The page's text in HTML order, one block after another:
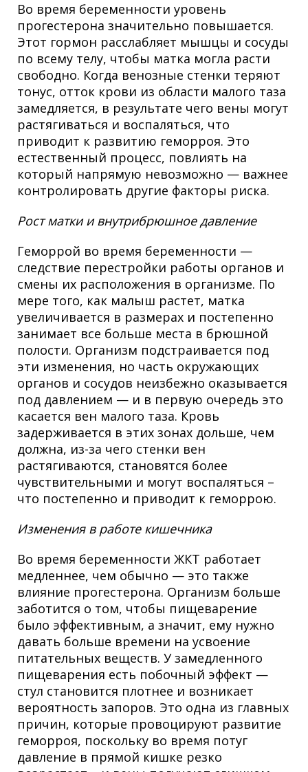
Во время беременности уровень
прогестерона значительно повышается.
Этот гормон расслабляет мышцы и сосуды
по всему телу, чтобы матка могла расти
свободно. Когда венозные стенки теряют
тонус, отток крови из области малого таза
замедляется, в результате чего вены могут
растягиваться и воспаляться, что
приводит к развитию геморроя. Это
естественный процесс, повлиять на
который напрямую невозможно — важнее
контролировать другие факторы риска.
Рост матки и внутрибрюшное давление
Геморрой во время беременности —
следствие перестройки работы органов и
смены их расположения в организме. По
мере того, как малыш растет, матка
увеличивается в размерах и постепенно
занимает все больше места в брюшной
полости. Организм подстраивается под
эти изменения, но часть окружающих
органов и сосудов неизбежно оказывается
под давлением — и в первую очередь это
касается вен малого таза. Кровь
задерживается в этих зонах дольше, чем
должна, из-за чего стенки вен
растягиваются, становятся более
чувствительными и могут воспаляться –
что постепенно и приводит к геморрою.
Изменения в работе кишечника
Во время беременности ЖКТ работает
медленнее, чем обычно — это также
влияние прогестерона. Организм больше
заботится о том, чтобы пищеварение
было эффективным, а значит, ему нужно
давать больше времени на усвоение
питательных веществ. У замедленного
пищеварения есть побочный эффект —
стул становится плотнее и возникает
вероятность запоров. Это одна из главных
причин, которые провоцируют развитие
геморроя, поскольку во время потуг
давление в прямой кишке резко